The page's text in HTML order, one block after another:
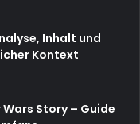
Inhalt und
Kontext
Wars Story – Guide